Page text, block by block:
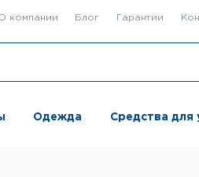
компании Блог Гарантии
Одежда Средства для